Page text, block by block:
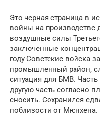
Это черная страница в
войны на
воздушные силы
заключенные
году Советские войска
промышленный район,
ситуация для БМВ. Часть
другую часть согласно
сносить. Сохранился
поблизости от Мюнхена.